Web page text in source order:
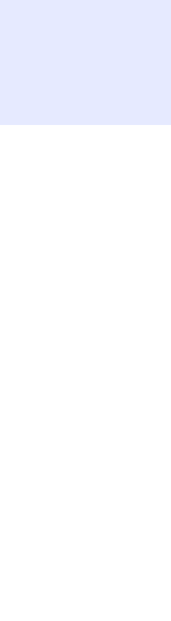
¿Necesitas
conoce cómo